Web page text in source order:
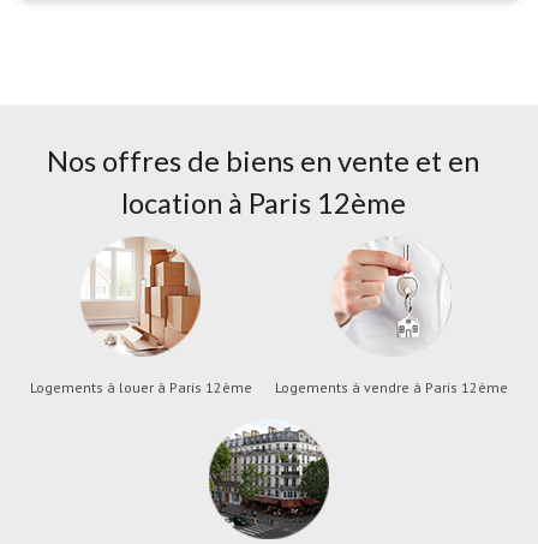
Nos offres de biens en vente et en
location à Paris 12ème
Logements à louer à Paris 12ème Logements à vendre à Paris 12ème